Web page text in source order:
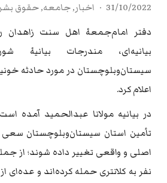
31/10/2022 اخبار,جامعه,حقوق بشر
دفتر امام‌جمعهٔ اهل سنت زاهدان
بیانیه‌ای، مندرجات بیانیهٔ
سیستان‌وبلوچستان در مورد حادثه
اعلام کرد.
در بیانیه مولانا عبدالحمید آمده
تأمین استان سیستان‌وبلوچستان
نفر به کلانتری حمله کرده‌اند و عده‌ای